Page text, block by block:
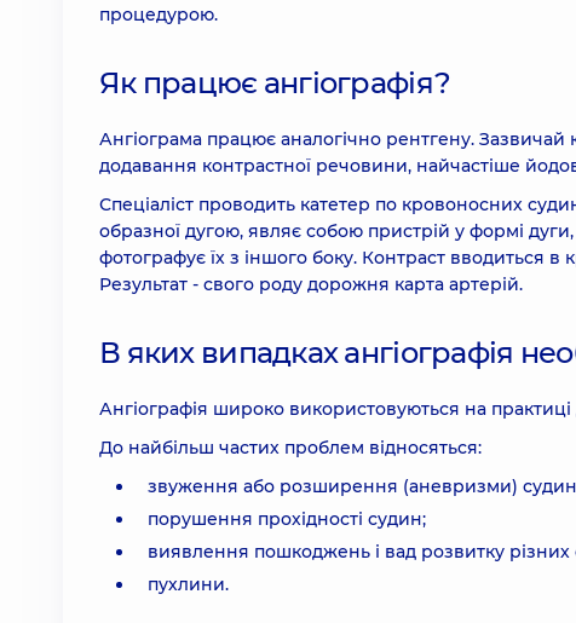
процедурою.
Як працює ангіографія?
Ангіограма працює аналогічно рентгену.
додавання контрастної речовини, найчастіше
Спеціаліст проводить катетер по кровоносних
образної дугою, являє собою пристрій у формі
фотографує їх з іншого боку. Контраст вводиться
Результат - свого роду дорожня карта артерій.
В яких випадках ангіографія
Ангіографія широко використовуються на
До найбільш частих проблем відносяться:
звуження або розширення (аневризми)
порушення прохідності судин;
виявлення пошкоджень і вад розвитку різних
пухлини.